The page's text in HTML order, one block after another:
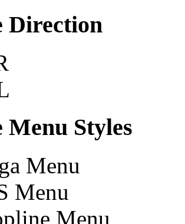
Direction
Menu Styles
Menu
Menu
Menu